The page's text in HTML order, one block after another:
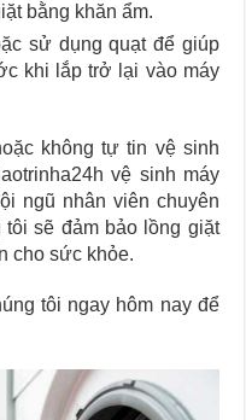
bằng khăn ẩm.
sử dụng quạt để giúp
khi lắp trở lại vào máy
không tự tin vệ sinh
vệ sinh máy
ngũ nhân viên chuyên
sẽ đảm bảo lồng giặt
cho sức khỏe.
tôi ngay hôm nay để